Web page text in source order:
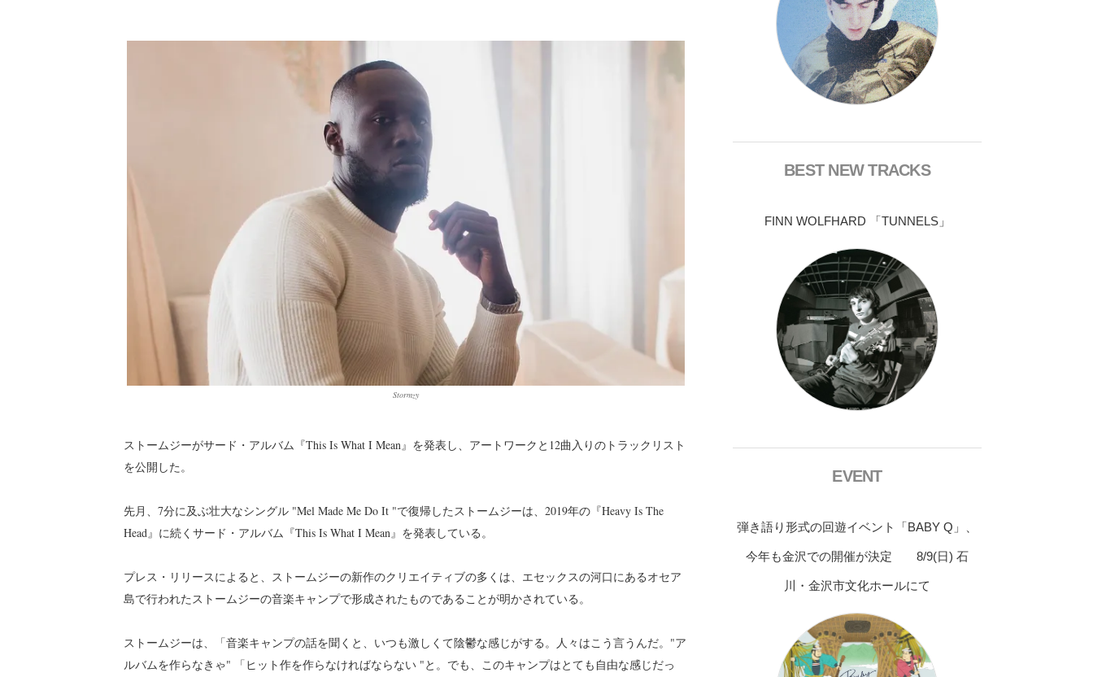
Stormzy
ストームジーがサード・アルバム『This Is What I Mean』を発表し、アートワークと12曲入りのトラックリスト
を公開した。
先月、7分に及ぶ壮大なシングル "Mel Made Me Do It "で復帰したストームジーは、2019年の『Heavy Is The
Head』に続くサード・アルバム『This Is What I Mean』を発表している。
プレス・リリースによると、ストームジーの新作のクリエイティブの多くは、エセックスの河口にあるオセア
島で行われたストームジーの音楽キャンプで形成されたものであることが明かされている。
ストームジーは、「音楽キャンプの話を聞くと、いつも激しくて陰鬱な感じがする。人々はこう言うんだ。"ア
ルバムを作らなきゃ" 「ヒット作を作らなければならない "と。でも、このキャンプはとても自由な感じだっ
BEST NEW TRACKS
FINN WOLFHARD 「TUNNELS」
EVENT
弾き語り形式の回遊イベント「BABY Q」、
今年も金沢での開催が決定 8/9(日) 石
川・金沢市文化ホールにて